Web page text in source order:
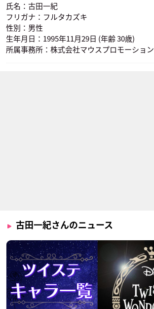
氏名：古田一紀
フリガナ：フルタカズキ
性別：男性
生年月日：1995年11月29日 (年齢 30歳)
所属事務所：株式会社マウスプロモーション
古田一紀さんのニュース